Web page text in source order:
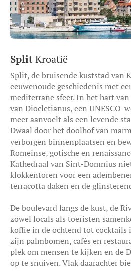
SplitKroatië
Split, de bruisende kuststad van
eeuwenoude geschiedenis met
mediterrane sfeer. In het hart
van Diocletianus, een UNESCO-
meer aanvoelt als een levende
Dwaal door het doolhof van
verborgen binnenplaatsen en
Romeinse, gotische en
Kathedraal van Sint-Domnius
klokkentoren voor een
terracotta daken en de
De boulevard langs de kust, de
zowel locals als toeristen
koffie in de ochtend tot cocktails
zijn palmbomen, cafés en
plek om mensen te kijken en de
op te snuiven. Vlak daarachter